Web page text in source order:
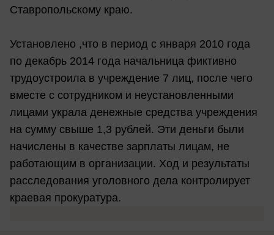
Ставропольскому краю.
Установлено ,что в период с января 2010 года
по декабрь 2014 года начальница фиктивно
трудоустроила в учреждение 7 лиц, после чего
вместе с сотрудником и неустановленными
лицами украла денежные средства учреждения
на сумму свыше 1,3 рублей. Эти деньги были
начислены в качестве зарплаты лицам, не
работающим в организации. Ход и результаты
расследования уголовного дела контролирует
краевая прокуратура.